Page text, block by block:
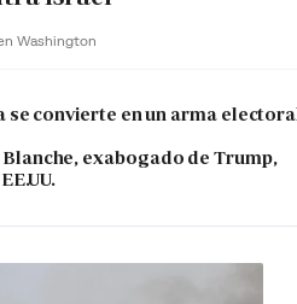
Washington
se convierte en un arma
exabogado de Trump,